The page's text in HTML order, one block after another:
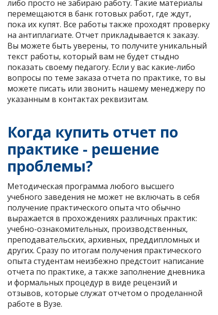
либо просто не забираю работу. Такие материалы
перемещаются в банк готовых работ, где ждут,
пока их купят. Все работы также проходят проверку
на антиплагиате. Отчет прикладывается к заказу.
Вы можете быть уверены, то получите уникальный
текст работы, который вам не будет стыдно
показать своему педагогу. Если у вас какие-либо
вопросы по теме заказа отчета по практике, то вы
можете писать или звонить нашему менеджеру по
указанным в контактах реквизитам.
Когда купить отчет по
практике - решение
проблемы?
Методическая программа любого высшего
учебного заведения не может не включать в себя
получение практического опыта что обычно
выражается в прохождениях различных практик:
учебно-ознакомительных, производственных,
преподавательских, архивных, преддипломных и
других. Сразу по итогам получения практического
опыта студентам неизбежно предстоит написание
отчета по практике, а также заполнение дневника
и формальных процедур в виде рецензий и
отзывов, которые служат отчетом о проделанной
работе в Вузе.